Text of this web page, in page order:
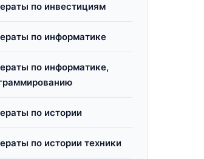
по инвестициям
по информатике
по информатике,
по истории
по истории техники